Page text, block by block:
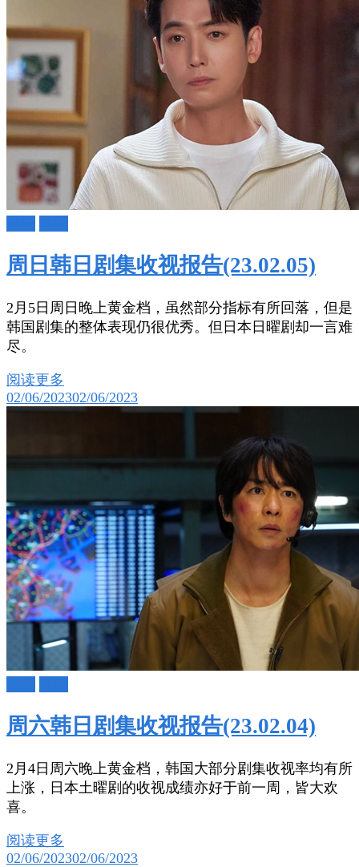
周日韩日剧集收视报告(23.02.05)
2月5日周日晚上黄金档，虽然部分指标有所回落，但是
韩国剧集的整体表现仍很优秀。但日本日曜剧却一言难
尽。
阅读更多
02/06/202302/06/2023
周六韩日剧集收视报告(23.02.04)
2月4日周六晚上黄金档，韩国大部分剧集收视率均有所
上涨，日本土曜剧的收视成绩亦好于前一周，皆大欢
喜。
阅读更多
02/06/202302/06/2023